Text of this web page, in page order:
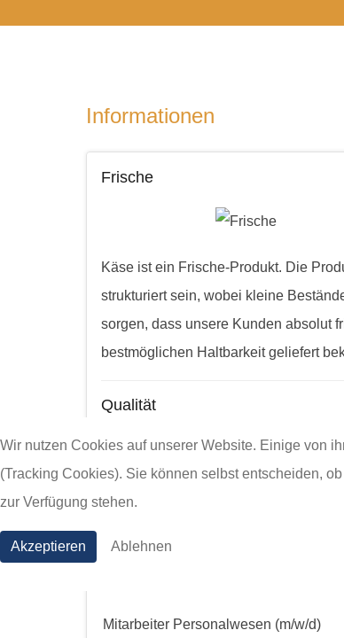
Informationen
Frische
Käse ist ein Frische-Produkt. Die
strukturiert sein, wobei kleine
sorgen, dass unsere Kunden absolut
bestmöglichen Haltbarkeit geliefert
Qualität
Vielfalt
PG KAAS - Jobs
Mitarbeiter Personalwesen (m/w/d)
Wir nutzen Cookies auf unserer Website. Einige von
(Tracking Cookies). Sie können selbst entscheiden,
zur Verfügung stehen.
Akzeptieren
Ablehnen